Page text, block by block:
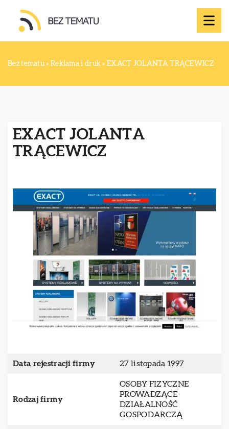
Bez tematu » Reklama i druk »EXACT JOLANTA TRĄCEWICZ
EXACT JOLANTA
TRĄCEWICZ
Data rejestracji firmy 27 listopada 1997
Rodzaj firmy
OSOBY FIZYCZNE
PROWADZĄCE
DZIAŁALNOŚĆ
GOSPODARCZĄ